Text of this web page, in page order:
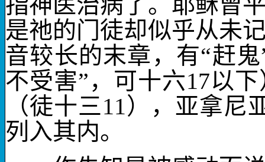
是祂的门徒却似乎从未
音较长的末章，有“赶
不受害”，可十六17以
（徒十三11），亚拿尼
列入其内。